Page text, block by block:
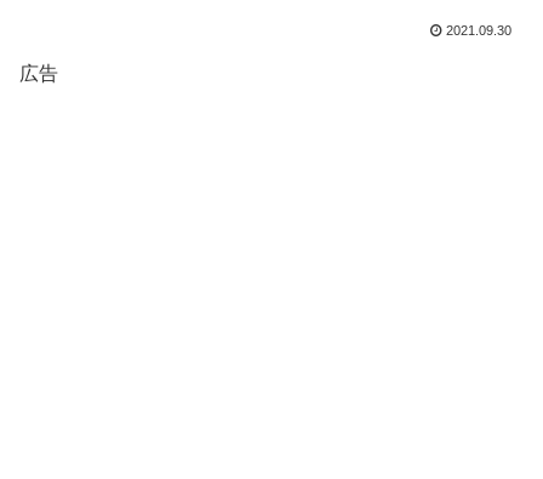
2021.09.30
広告